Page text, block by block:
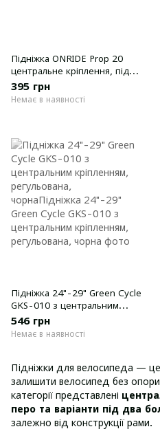
Підніжка ONRIDE Prop 20
центральне кріплення, під
колесо 20"-24"
395 грн
Немає в наявності
Підніжка 24"-29" Green Cycle
GKS-010 з центральним
кріпленням, регульована,
чорна
546 грн
Немає в наявності
Підніжки для велосипеда —
залишити велосипед без
категорії представлені
перо та варіанти під два
залежно від конструкції рами.